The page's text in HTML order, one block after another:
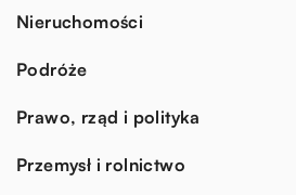
Nieruchomości
Podróże
Prawo, rząd i polityka
Przemysł i rolnictwo